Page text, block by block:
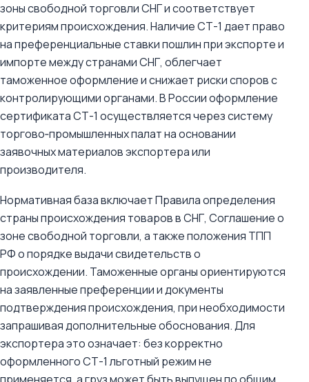
зоны свободной торговли СНГ и соответствует
критериям происхождения. Наличие СТ-1 дает право
на преференциальные ставки пошлин при экспорте и
импорте между странами СНГ, облегчает
таможенное оформление и снижает риски споров с
контролирующими органами. В России оформление
сертификата СТ-1 осуществляется через систему
торгово‑промышленных палат на основании
заявочных материалов экспортера или
производителя.
Нормативная база включает Правила определения
страны происхождения товаров в СНГ, Соглашение о
зоне свободной торговли, а также положения ТПП
РФ о порядке выдачи свидетельств о
происхождении. Таможенные органы ориентируются
на заявленные преференции и документы
подтверждения происхождения, при необходимости
запрашивая дополнительные обоснования. Для
экспортера это означает: без корректно
оформленного СТ-1 льготный режим не